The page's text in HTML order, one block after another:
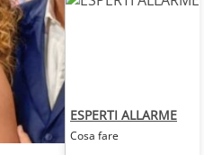
ESPERTI ALLARME
Cosa fare